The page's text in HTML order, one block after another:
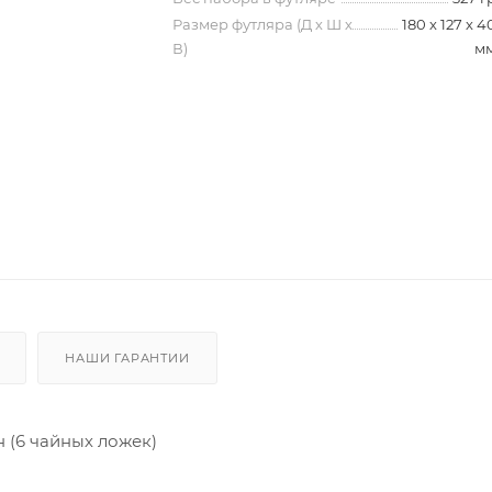
Размер футляра (Д х Ш х
В)
180 х 127 х
НАШИ ГАРАНТИИ
(6 чайных ложек)